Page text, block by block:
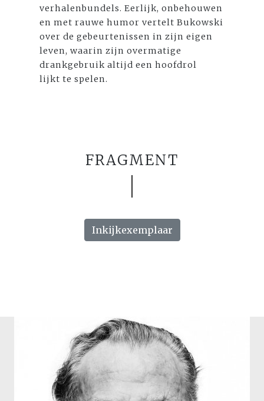
verhalenbundels. Eerlijk, onbehouwen
en met rauwe humor vertelt Bukowski
over de gebeurtenissen in zijn eigen
leven, waarin zijn overmatige
drankgebruik altijd een hoofdrol
lijkt te spelen.
FRAGMENT
Inkijkexemplaar